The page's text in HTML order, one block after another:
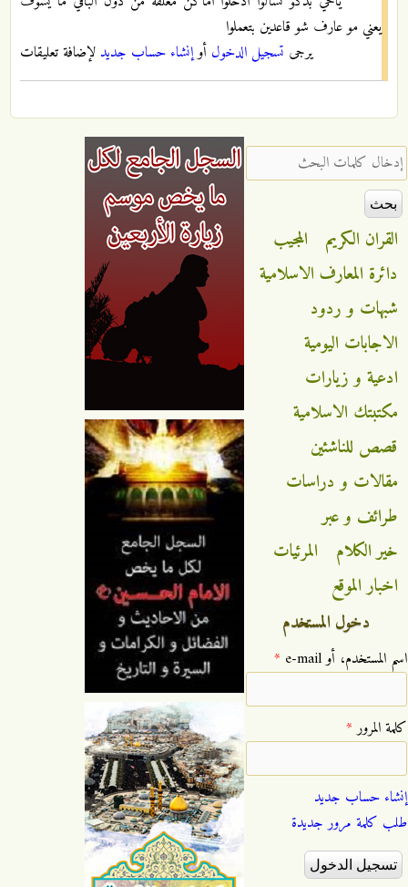
يعني مو عارف شو قاعدين بتعملوا
يرجى تسجيل الدخول أوإنشاء حساب جديد لإضافة تعليقات
‏إدخال كلمات البحث ‏
القران الكريم
المجيب
دائرة المعارف الاسلامية
شبهات و ردود
الاجابات اليومية
ادعية و زيارات
مكتبتك الاسلامية
قصص للناشئين
مقالات و دراسات
طرائف و عبر
خير الكلام
المرئيات
اخبار الموقع
دخول المستخدم
‏اسم المستخدم، أو e-mail ‏ *
‏كلمة المرور ‏*
إنشاء حساب جديد
طلب كلمة مرور جديدة